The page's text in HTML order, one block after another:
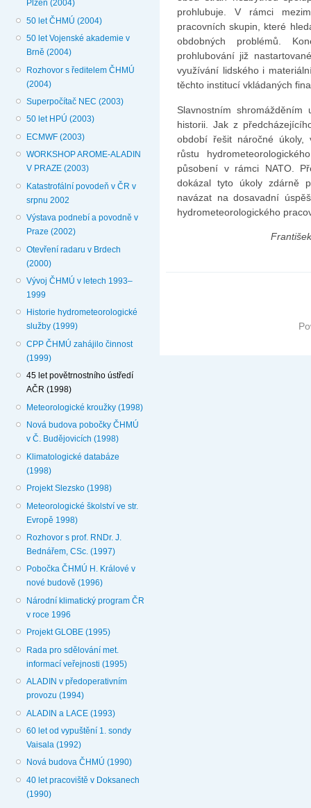
Plzeň (2004)
50 let ČHMÚ (2004)
50 let Vojenské akademie v
Brně (2004)
Rozhovor s ředitelem ČHMÚ
(2004)
Superpočítač NEC (2003)
50 let HPÚ (2003)
ECMWF (2003)
WORKSHOP AROME-ALADIN
V PRAZE (2003)
Katastrofální povodeň v ČR v
srpnu 2002
Výstava podnebí a povodně v
Praze (2002)
Otevření radaru v Brdech
(2000)
Vývoj ČHMÚ v letech 1993–
1999
Historie hydrometeorologické
služby (1999)
CPP ČHMÚ zahájilo činnost
(1999)
45 let povětrnostního ústředí
AČR (1998)
Meteorologické kroužky (1998)
Nová budova pobočky ČHMÚ
v Č. Budějovicích (1998)
Klimatologické databáze
(1998)
Projekt Slezsko (1998)
Meteorologické školství ve str.
Evropě 1998)
Rozhovor s prof. RNDr. J.
Bednářem, CSc. (1997)
Pobočka ČHMÚ H. Králové v
nové budově (1996)
Národní klimatický program ČR
v roce 1996
Projekt GLOBE (1995)
Rada pro sdělování met.
informací veřejnosti (1995)
ALADIN v předoperativním
provozu (1994)
ALADIN a LACE (1993)
60 let od vypuštění 1. sondy
Vaisala (1992)
Nová budova ČHMÚ (1990)
40 let pracoviště v Doksanech
(1990)
prohlubuje. V rámci
pracovních skupin, které
obdobných problémů.
prohlubování již
využívání lidského i
těchto institucí vkládaných
Slavnostním
historii. Jak z
období řešit náročné úkoly,
růstu
působení v rámci NATO.
dokázal tyto úkoly zdárně
navázat na dosavadní
hydrometeorologického